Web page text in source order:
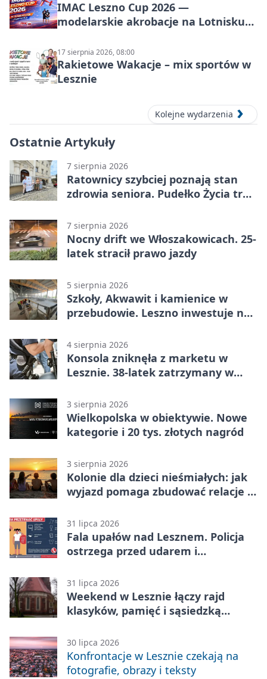
IMAC Leszno Cup 2026 —
modelarskie akrobacje na Lotnisku
17 sierpnia 2026, 08:00
Rakietowe Wakacje – mix sportów w
Lesznie
Kolejne wydarzenia
Ostatnie Artykuły
7 sierpnia 2026
Ratownicy szybciej poznają stan
zdrowia seniora. Pudełko Życia trafi
7 sierpnia 2026
Nocny drift we Włoszakowicach. 25-
latek stracił prawo jazdy
5 sierpnia 2026
Szkoły, Akwawit i kamienice w
przebudowie. Leszno inwestuje na
4 sierpnia 2026
Konsola zniknęła z marketu w
Lesznie. 38-latek zatrzymany w
3 sierpnia 2026
Wielkopolska w obiektywie. Nowe
kategorie i 20 tys. złotych nagród
3 sierpnia 2026
Kolonie dla dzieci nieśmiałych: jak
wyjazd pomaga zbudować relacje z
31 lipca 2026
Fala upałów nad Lesznem. Policja
ostrzega przed udarem i
31 lipca 2026
Weekend w Lesznie łączy rajd
klasyków, pamięć i sąsiedzką
30 lipca 2026
Konfrontacje w Lesznie czekają na
fotografie, obrazy i teksty